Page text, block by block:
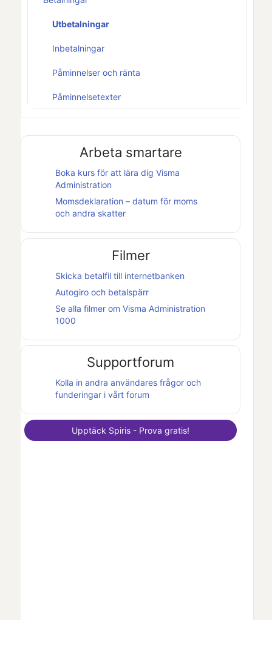
Utbetalningar
Inbetalningar
Påminnelser och ränta
Påminnelsetexter
Arbeta smartare
Boka kurs för att lära dig Visma
Administration
Momsdeklaration – datum för moms
och andra skatter
Filmer
Skicka betalfil till internetbanken
Autogiro och betalspärr
Se alla filmer om Visma Administration
1000
Supportforum
Kolla in andra användares frågor och
funderingar i vårt forum
Upptäck Spiris - Prova gratis!